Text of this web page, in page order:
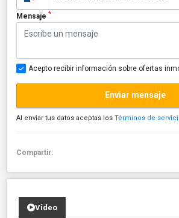
Mensaje *
Acepto recibir información sobre ofertas
Enviar mensaje
Al enviar tus datos aceptas los Términos de
Compartir:
Video